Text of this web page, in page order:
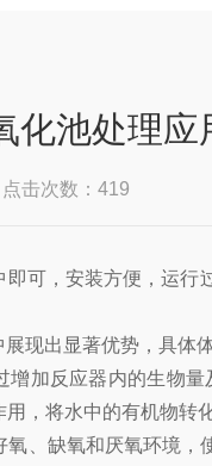
化池处理应
点击次数：419
可，安装方便，运
现出显著优势，具体
增加反应器内的生物
，将水中的有机物转
氧、缺氧和厌氧环境